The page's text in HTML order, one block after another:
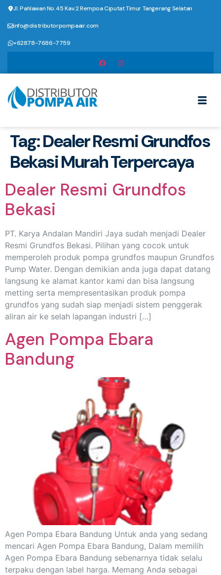
Jl. Pahlawan No.45 Kav.2 Rempoa Ciputat Timur Tangerang Selatan
info@distributorpompaair.com
+62878-7686-7759
Tag:Dealer Resmi Grundfos
Bekasi Murah Terpercaya
Dealer Resmi Grundfos
Bekasi
PT. Karya Andalan Mandiri Jaya sudah menjadi Dealer
Resmi Grundfos Bekasi. Pilihan yang cocok untuk
memperoleh produk pompa grundfos maupun Grundfos
Pump Water. Dengan demikian anda juga dapat datang
langsung ke alamat kantor kami dan bisa langsung
metting serta mempresentasikan produk pompa
grundfos yang sudah siap menjadi sistem penggerak
aliran air ke selah lapangan industri […]
Agen Pompa Ebara
Bandung
Agen Pompa Ebara Bandung Untuk anda yang sedang
mencari Agen Pompa Ebara Bandung, Dalam memilih
Agen Pompa Ebara Bandung sebenarnya tidak selalu
terpaku dengan label harga. Memang Anda sebagai